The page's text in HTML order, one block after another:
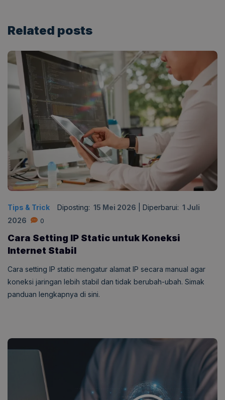
Related posts
Tips & Trick Diposting: 15 Mei 2026 Diperbarui: 1 Juli
2026
0
Cara Setting IP Static untuk Koneksi
Internet Stabil
Cara setting IP static mengatur alamat IP secara manual agar
koneksi jaringan lebih stabil dan tidak berubah-ubah. Simak
panduan lengkapnya di sini.